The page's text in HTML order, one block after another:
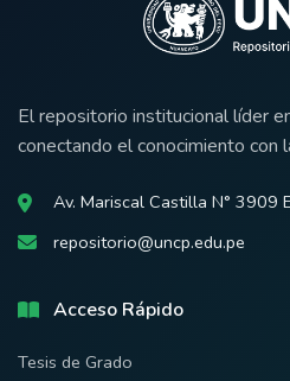
El repositorio institucional líder
conectando el conocimiento con
Av. Mariscal Castilla N° 3909
repositorio@uncp.edu.pe
Acceso Rápido
Tesis de Grado